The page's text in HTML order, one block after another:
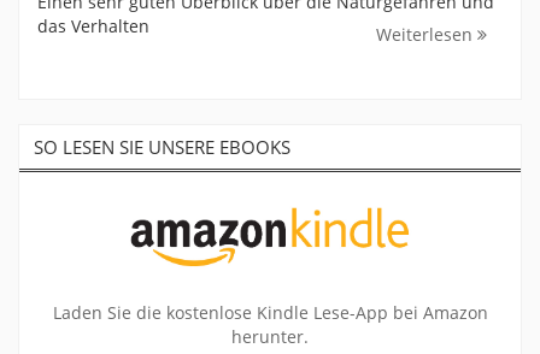
das Verhalten
Weiterlesen
SO LESEN SIE UNSERE EBOOKS
Laden Sie die kostenlose Kindle Lese-App bei Amazon
herunter.